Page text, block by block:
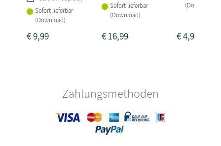
Sofort lieferbar
(Download)
€9,99
Sofort lieferbar
(Download)
€16,99
(Download)
€4,99
Zahlungsmethoden